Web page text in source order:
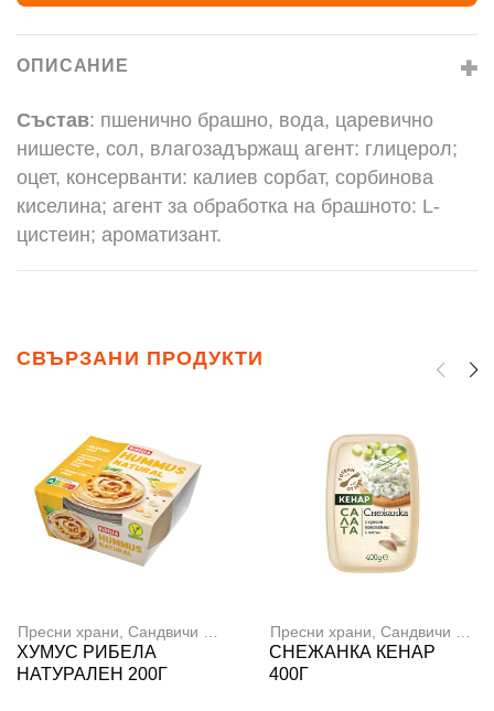
ОПИСАНИЕ
Състав: пшенично брашно, вода, царевично
нишесте, сол, влагозадържащ агент: глицерол;
оцет, консерванти: калиев сорбат, сорбинова
киселина; агент за обработка на брашното: L-
цистеин; ароматизант.
СВЪРЗАНИ ПРОДУКТИ
Пресни храни Сандвичи и готови ястия
ХУМУС РИБЕЛА
НАТУРАЛЕН 200Г
Пресни храни Сандвичи и готови ястия
СНЕЖАНКА КЕНАР
400Г